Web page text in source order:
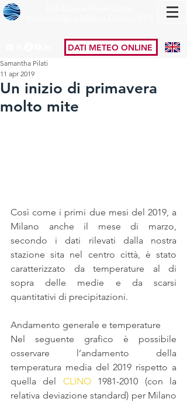
DATI METEO ONLINE
Un inizio di primavera
molto mite
Samantha Pilati
11 apr 2019
Così come i primi due mesi del 2019, a
Milano anche il mese di marzo,
secondo i dati rilevati dalla nostra
stazione sita nel centro città, è stato
caratterizzato da temperature al di
sopra delle medie e da scarsi
quantitativi di precipitazioni.
Andamento generale e temperature
Nel seguente grafico è possibile
osservare l’andamento della
temperatura media del 2019 rispetto a
quella del CLINO 1981-2010 (con la
relativa deviazione standard) per Milano